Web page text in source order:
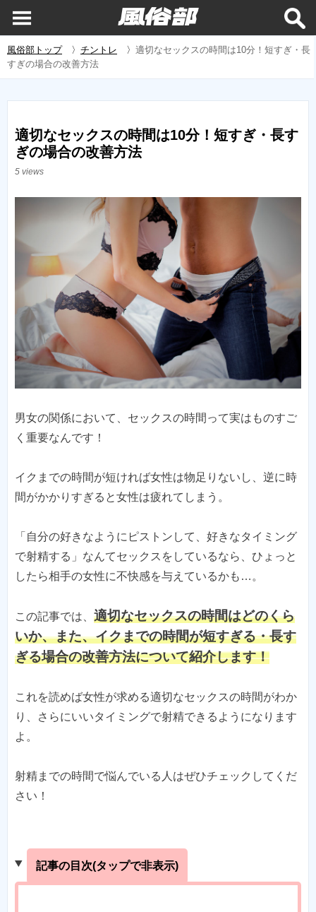
風俗部トップ〉 チントレ 〉 適切なセックスの時間は10分！短すぎ・長
すぎの場合の改善方法
適切なセックスの時間は10分！短すぎ・長す
ぎの場合の改善方法
5 views
男女の関係において、セックスの時間って実はものすご
く重要なんです！
イクまでの時間が短ければ女性は物足りないし、逆に時
間がかかりすぎると女性は疲れてしまう。
「自分の好きなようにピストンして、好きなタイミング
で射精する」なんてセックスをしているなら、ひょっと
したら相手の女性に不快感を与えているかも…。
この記事では、 適切なセックスの時間はどのくら
いか、また、イクまでの時間が短すぎる・長す
ぎる場合の改善方法について紹介します！
これを読めば女性が求める適切なセックスの時間がわか
り、さらにいいタイミングで射精できるようになります
よ。
射精までの時間で悩んでいる人はぜひチェックしてくだ
さい！
記事の目次(タップで非表示)